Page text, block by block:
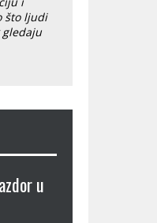
što ljudi
gledaju
u